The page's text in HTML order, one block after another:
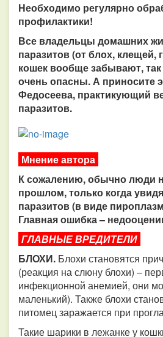
Необходимо регулярно
профилактики!
Все владельцы домашних
паразитов (от блох,
кошек вообще забывают,
очень опасны. А приносите
Федосеева, практикующий
паразитов.
Мнение автора
К сожалению, обычно люди
прошлом, только когда
паразитов (в виде
Главная ошибка –
ГЛАВНЫЕ ВРЕДИТЕЛИ
БЛОХИ. Блохи становятся
(реакция на слюну блохи) –
инфекционной анемией, они
маленький). Также блохи
питомец заражается при
Такие шарики в лежанке у